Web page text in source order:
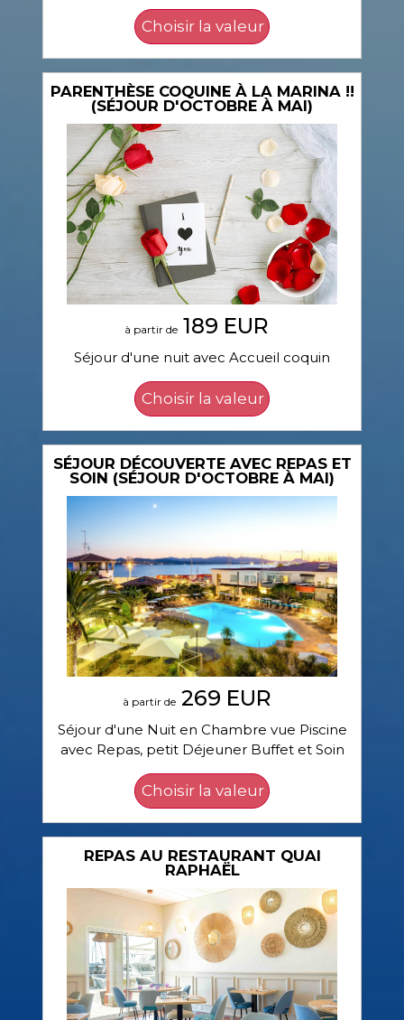
PARENTHÈSE COQUINE À LA MARINA !!
(SÉJOUR D'OCTOBRE À MAI)
à partir de 189 EUR
Séjour d'une nuit avec Accueil coquin
SÉJOUR DÉCOUVERTE AVEC REPAS ET
SOIN (SÉJOUR D'OCTOBRE À MAI)
à partir de269 EUR
Séjour d'une Nuit en Chambre vue Piscine
avec Repas, petit Déjeuner Buffet et Soin
REPAS AU RESTAURANT QUAI
RAPHAËL